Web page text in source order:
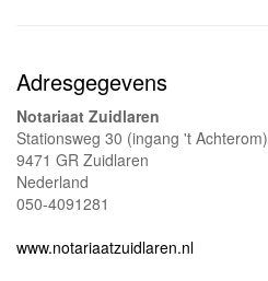
Adresgegevens
Notariaat Zuidlaren
Stationsweg 30 (ingang 't Achterom)
9471 GR Zuidlaren
Nederland
050-4091281
www.notariaatzuidlaren.nl